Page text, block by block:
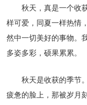
秋天，真是一个
样可爱，同夏一样热情
然中一切美好的事物。
多姿多彩，硕果累累。
秋天是收获的季节
疲惫的脸上，那被岁月